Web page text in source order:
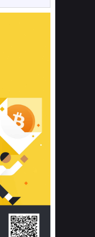
rệt sự khác
nâng đỡ
các dòng
lượng quốc
trạng kích
điều kiện
thể tìm hiểu
học về tác
trường
con
(External
diện hơn.
lựa chọn
cho phòng
ga gối đệm
thẩm mỹ lẫn
cần cân
quan trọng